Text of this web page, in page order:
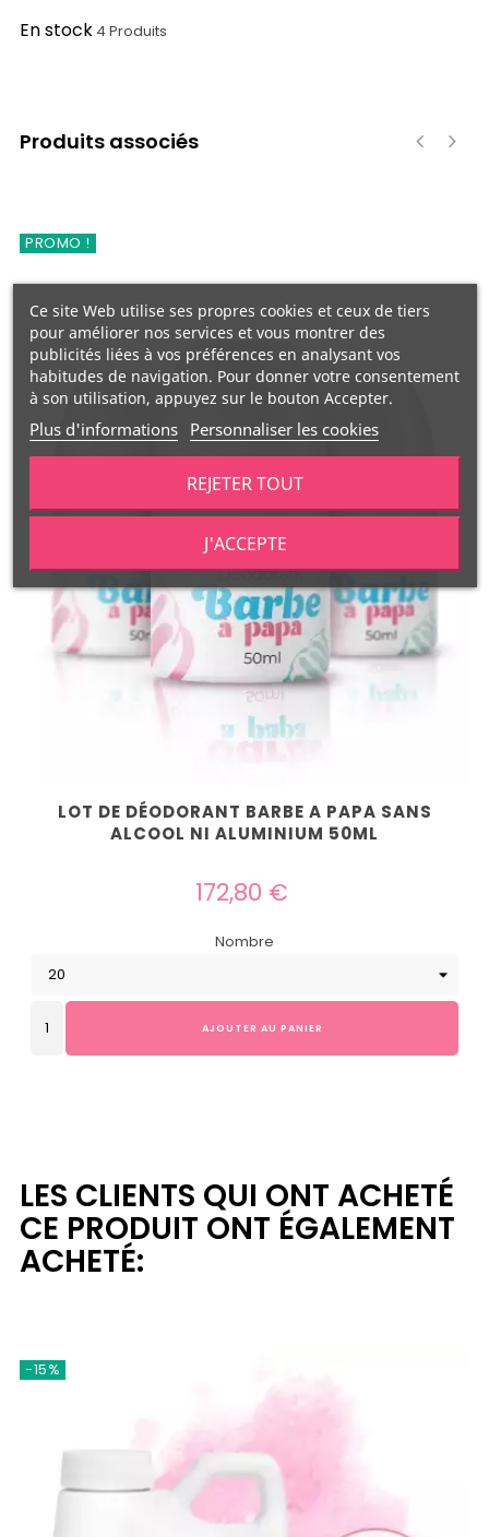
En stock 4 Produits
Produits associés
PROMO !
LOT DE DÉODORANT BARBE A PAPA SANS
ALCOOL NI ALUMINIUM 50ML
Prix
172,80 €
Nombre
AJOUTER AU PANIER
LES CLIENTS QUI ONT ACHETÉ
CE PRODUIT ONT ÉGALEMENT
ACHETÉ:
-15%
Ce site Web utilise ses propres cookies et ceux de tiers
pour améliorer nos services et vous montrer des
publicités liées à vos préférences en analysant vos
habitudes de navigation. Pour donner votre consentement
à son utilisation, appuyez sur le bouton Accepter.
Plus d'informations Personnaliser les cookies
REJETER TOUT
J'ACCEPTE